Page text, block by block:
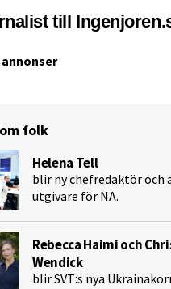
till
folk
Helena Tell
blir ny chefredaktör och
utgivare för NA.
Rebecca Haimi och
Wendick
blir SVT:s nya